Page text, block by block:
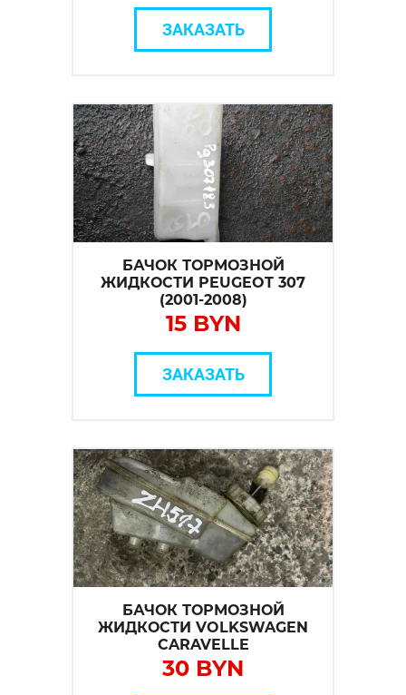
ЗАКАЗАТЬ
БАЧОК ТОРМОЗНОЙ
ЖИДКОСТИ PEUGEOT 307
(2001-2008)
15 BYN
ЗАКАЗАТЬ
БАЧОК ТОРМОЗНОЙ
ЖИДКОСТИ VOLKSWAGEN
CARAVELLE
30 BYN